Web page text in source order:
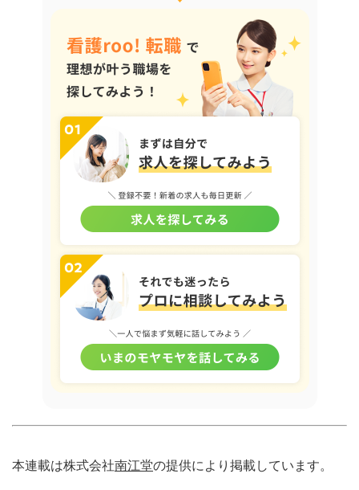
本連載は株式会社南江堂の提供により掲載しています。